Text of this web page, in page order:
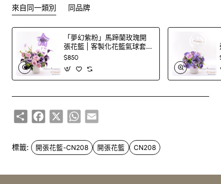
此花束價格不適用於(情人節期間 4/2-16/2)
來自同一類別 同品牌
「夢幻紫粉」馬蹄蘭玫瑰開
張花籃 | 客製化花籃氣球套
裝
$850
ShareFacebook
X WhatsApp
Email
標籤: 開張花籃-CN208 開張花籃 CN208